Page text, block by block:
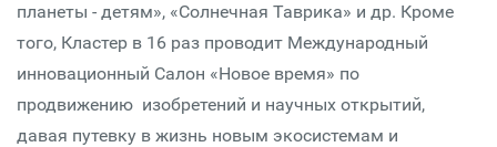
планеты - детям», «Солнечная Таврика» и др. Кроме
того, Кластер в 16 раз проводит Международный
инновационный Салон «Новое время» по
продвижению изобретений и научных открытий,
давая путевку в жизнь новым экосистемам и